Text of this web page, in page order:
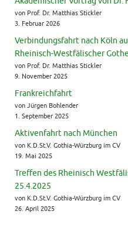
von Prof. Dr. Matthias Stickler
3. Februar 2026
Verbindungsfahrt nach Köln
Rheinisch-Westfälischer
von Prof. Dr. Matthias Stickler
9. November 2025
Frankreichfahrt
von Jürgen Bohlender
1. September 2025
Aktivenfahrt nach München
von K.D.St.V. Gothia-Würzburg im CV
19. Mai 2025
Treffen des Rheinisch
25.4.2025
von K.D.St.V. Gothia-Würzburg im CV
26. April 2025